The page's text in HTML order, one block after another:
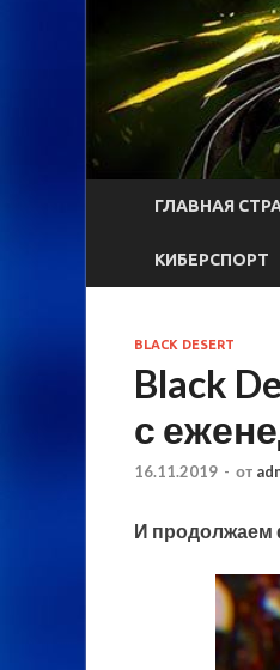
ГЛАВНАЯ
КИБЕРСПОРТ
BLACK DESERT
Black
с
16.11.2019 - от
И продолжаем